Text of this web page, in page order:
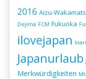
2016 Aizu-
Dejima FCM Fukuoka
ilovejapan
Japanurlaub
Merkwürdigkeiten